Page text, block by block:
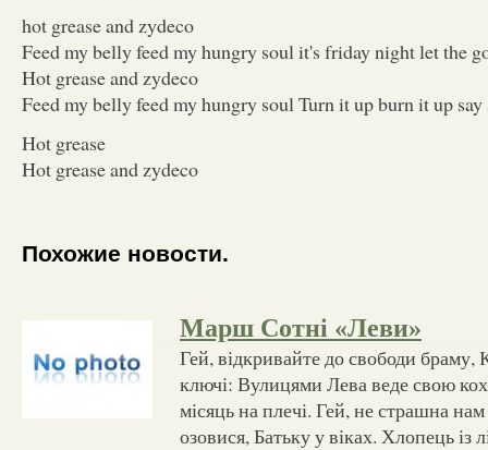
hot grease and zydeco
Feed my belly feed my hungry soul it's friday night let the
Hot grease and zydeco
Feed my belly feed my hungry soul Turn it up burn it up say
Hot grease
Hot grease and zydeco
Похожие новости.
Марш Сотні «Леви»
Гей, відкривайте до свободи браму,
ключі: Вулицями Лева веде свою
місяць на плечі. Гей, не страшна
озовися, Батьку у віках. Хлопець із